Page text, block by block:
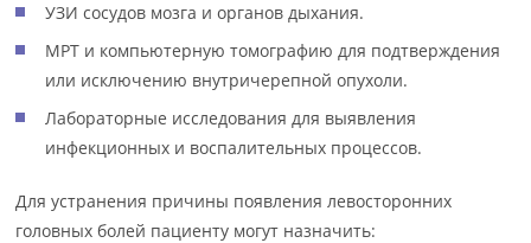
УЗИ сосудов мозга и органов дыхания.
МРТ и компьютерную томографию для подтверждения
или исключению внутричерепной опухоли.
Лабораторные исследования для выявления
инфекционных и воспалительных процессов.
Для устранения причины появления левосторонних
головных болей пациенту могут назначить: